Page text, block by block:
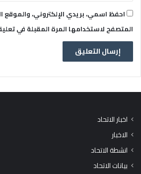
احفظ اسمي، بريدي الإلكتروني، والموقع
المتصفح لاستخدامها المرة المقبلة في
اخبار الاتحاد
الاخبار
انشطة الاتحاد
بيانات الاتحاد